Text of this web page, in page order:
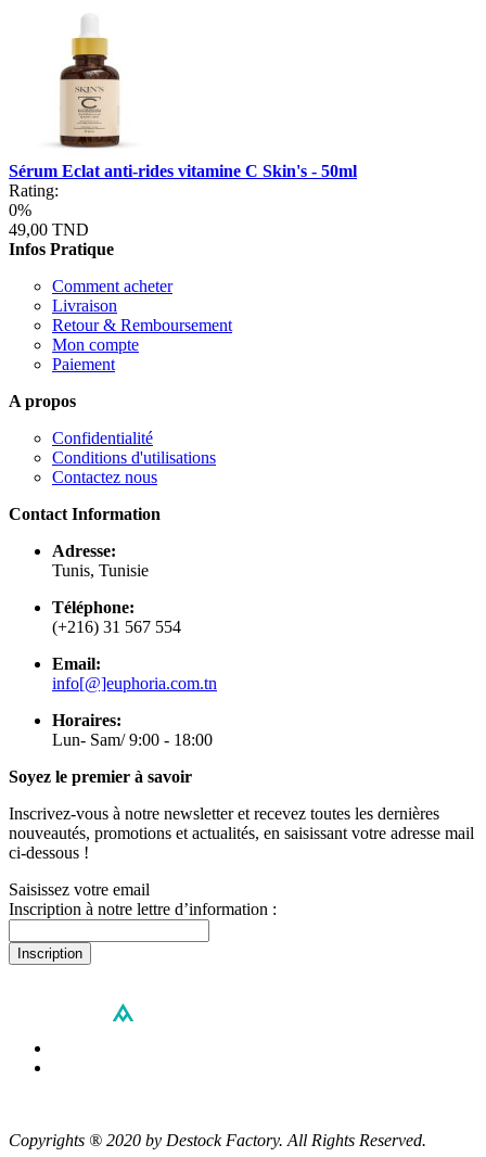
Sérum Eclat anti-rides vitamine C Skin's - 50ml
Rating:
0%
49,00 TND
Infos Pratique
Comment acheter
Livraison
Retour & Remboursement
Mon compte
Paiement
A propos
Confidentialité
Conditions d'utilisations
Contactez nous
Contact Information
Adresse:
Tunis, Tunisie
Téléphone:
(+216) 31 567 554
Email:
info[@]euphoria.com.tn
Horaires:
Lun- Sam/ 9:00 - 18:00
Soyez le premier à savoir
Inscrivez-vous à notre newsletter et recevez toutes les dernières
nouveautés, promotions et actualités, en saisissant votre adresse mail
ci-dessous !
Saisissez votre email
Inscription à notre lettre d’information :
Inscription
Copyrights ® 2020 by Destock Factory. All Rights Reserved.